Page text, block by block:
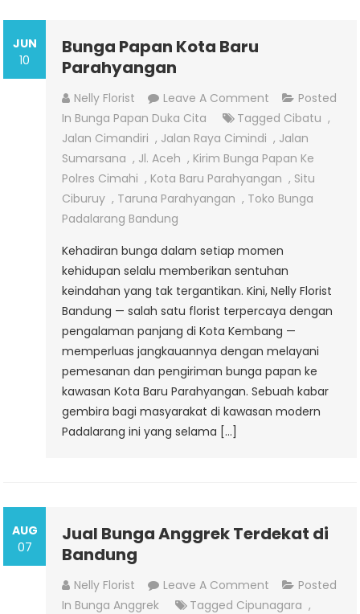
JUN
10
Bunga Papan Kota Baru
Parahyangan
Nelly Florist Leave A Comment On
Bunga
Papan
Kota
Baru
Parahyangan
Posted
In Bunga Papan Duka Cita Tagged Cibatu ,
Jalan Cimandiri , Jalan Raya Cimindi , Jalan
Sumarsana , Jl. Aceh , Kirim Bunga Papan Ke
Polres Cimahi , Kota Baru Parahyangan , Situ
Ciburuy , Taruna Parahyangan , Toko Bunga
Padalarang Bandung
Kehadiran bunga dalam setiap momen
kehidupan selalu memberikan sentuhan
keindahan yang tak tergantikan. Kini, Nelly Florist
Bandung — salah satu florist terpercaya dengan
pengalaman panjang di Kota Kembang —
memperluas jangkauannya dengan melayani
pemesanan dan pengiriman bunga papan ke
kawasan Kota Baru Parahyangan. Sebuah kabar
gembira bagi masyarakat di kawasan modern
Padalarang ini yang selama […]
AUG
07
Jual Bunga Anggrek Terdekat di
Bandung
Nelly Florist Leave A Comment On
Jual
Posted
In Bunga Anggrek Tagged Cipunagara ,